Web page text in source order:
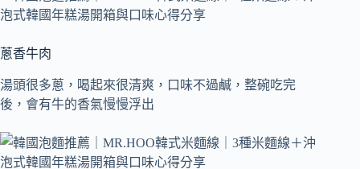
蔥香牛肉
湯頭很多蔥，喝起來很清爽，口味不過鹹，整碗吃完
後，會有牛的香氣慢慢浮出